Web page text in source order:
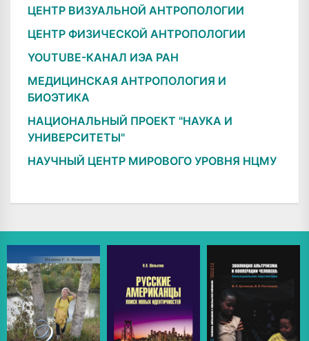
ЦЕНТР ВИЗУАЛЬНОЙ АНТРОПОЛОГИИ
ЦЕНТР ФИЗИЧЕСКОЙ АНТРОПОЛОГИИ
YOUTUBE-КАНАЛ ИЭА РАН
МЕДИЦИНСКАЯ АНТРОПОЛОГИЯ И
БИОЭТИКА
НАЦИОНАЛЬНЫЙ ПРОЕКТ "НАУКА И
УНИВЕРСИТЕТЫ"
НАУЧНЫЙ ЦЕНТР МИРОВОГО УРОВНЯ НЦМУ